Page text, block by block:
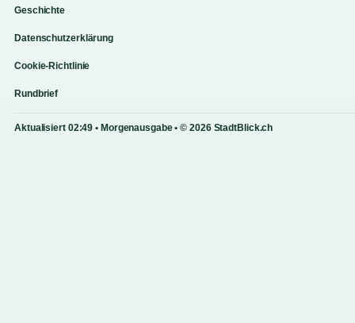
Geschichte
Datenschutzerklärung
Cookie-Richtlinie
Rundbrief
Aktualisiert 02:49 • Morgenausgabe • © 2026 StadtBlick.ch